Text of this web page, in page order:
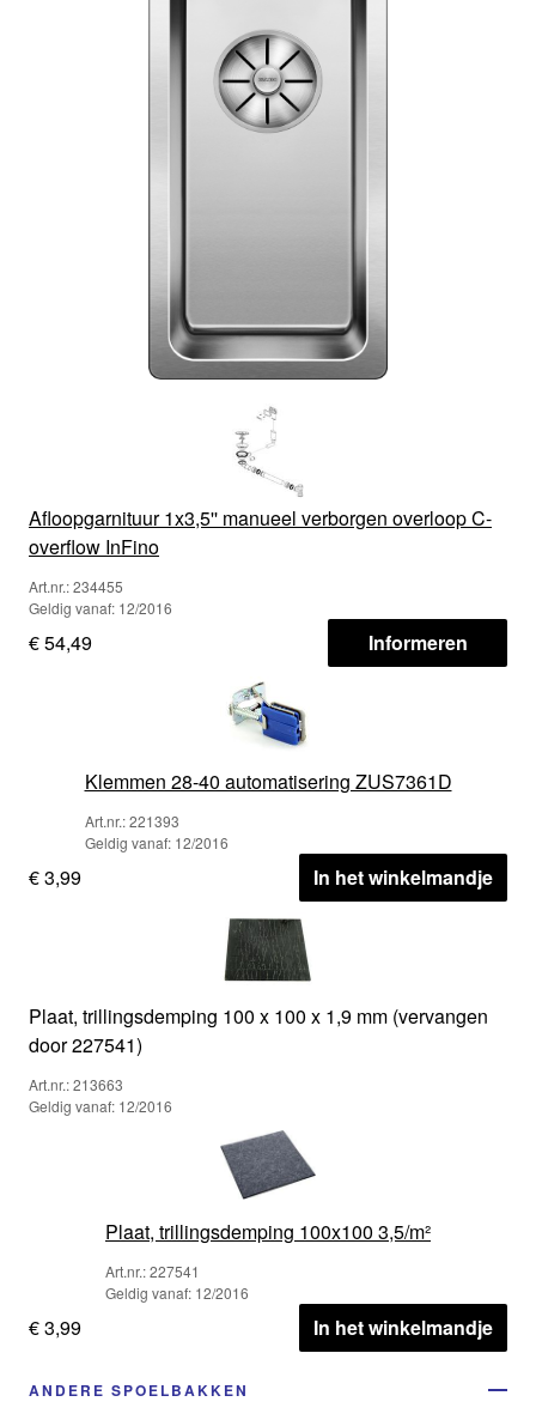
Afloopgarnituur 1x3,5'' manueel verborgen overloop C-
overflow InFino
Art.nr.: 234455
Geldig vanaf: 12/2016
€ 54,49 Informeren
Klemmen 28-40 automatisering ZUS7361D
Art.nr.: 221393
Geldig vanaf: 12/2016
€ 3,99 In het winkelmandje
Plaat, trillingsdemping 100 x 100 x 1,9 mm (vervangen
door 227541)
Art.nr.: 213663
Geldig vanaf: 12/2016
Plaat, trillingsdemping 100x100 3,5/m²
Art.nr.: 227541
Geldig vanaf: 12/2016
€ 3,99 In het winkelmandje
ANDERE SPOELBAKKEN